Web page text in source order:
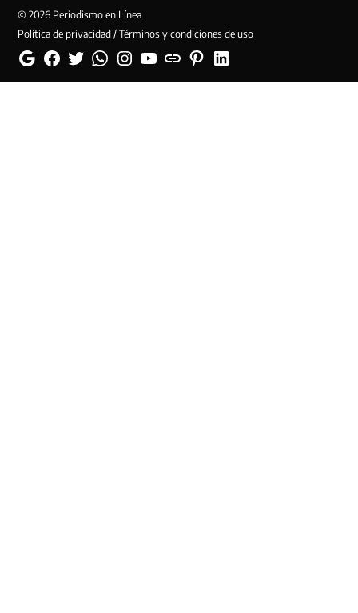
© 2026 Periodismo en Línea
Política de privacidad / Términos y condiciones de uso
GoogleFacebookTwitterWhatsappInstagramYouTubeWeb PinterestLinkedin